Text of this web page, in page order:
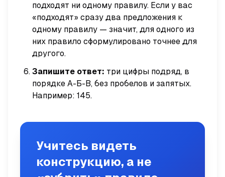
подходят ни одному правилу. Если у вас
«подходят» сразу два предложения к
одному правилу — значит, для одного из
них правило сформулировано точнее для
другого.
Запишите ответ: три цифры подряд, в
порядке А-Б-В, без пробелов и запятых.
Например: 145.
Учитесь видеть
конструкцию, а не